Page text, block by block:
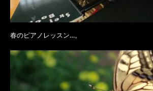
春のピアノレッスン…。